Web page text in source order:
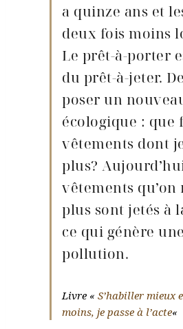
a quinze ans et
deux fois moins
Le prêt-à-porter
du prêt-à-jeter.
poser un
écologique : que
vêtements dont
plus?
vêtements qu’on
plus sont jetés à
ce qui génère
pollution.
Livre « S’habiller mieux
moins, je passe à l’acte«